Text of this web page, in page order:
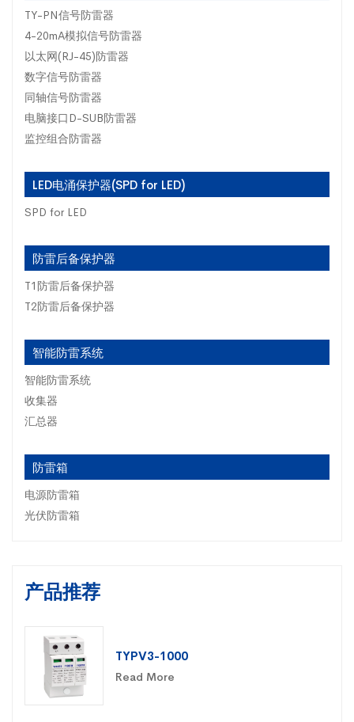
TY-PN信号防雷器
4-20mA模拟信号防雷器
以太网(RJ-45)防雷器
数字信号防雷器
同轴信号防雷器
电脑接口D-SUB防雷器
监控组合防雷器
LED电涌保护器(SPD for LED)
SPD for LED
防雷后备保护器
T1防雷后备保护器
T2防雷后备保护器
智能防雷系统
智能防雷系统
收集器
汇总器
防雷箱
电源防雷箱
光伏防雷箱
产品推荐
TYPV3-1000
Read More